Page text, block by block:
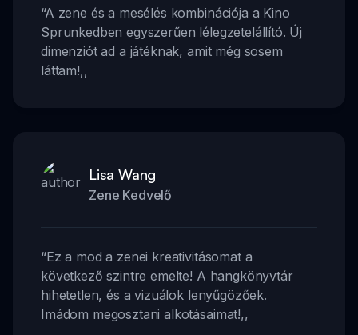
“A zene és a mesélés kombinációja a Kino
Sprunkedben egyszerűen lélegzetelállító. Új
dimenziót ad a játéknak, amit még sosem
láttam!,,
Lisa Wang
Zene Kedvelő
“Ez a mod a zenei kreativitásomat a
következő szintre emelte! A hangkönyvtár
hihetetlen, és a vizuálok lenyűgözőek.
Imádom megosztani alkotásaimat!,,